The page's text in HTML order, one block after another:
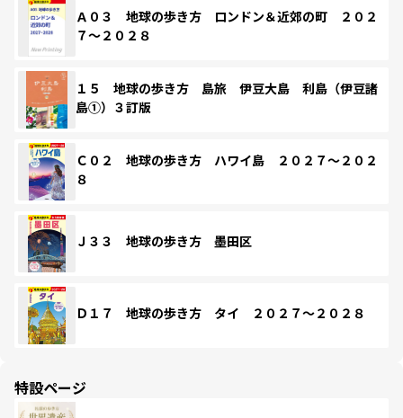
Ａ０３ 地球の歩き方 ロンドン＆近郊の町 ２０２
７～２０２８
１５ 地球の歩き方 島旅 伊豆大島 利島（伊豆諸
島①）３訂版
Ｃ０２ 地球の歩き方 ハワイ島 ２０２７～２０２
８
Ｊ３３ 地球の歩き方 墨田区
Ｄ１７ 地球の歩き方 タイ ２０２７～２０２８
特設ページ